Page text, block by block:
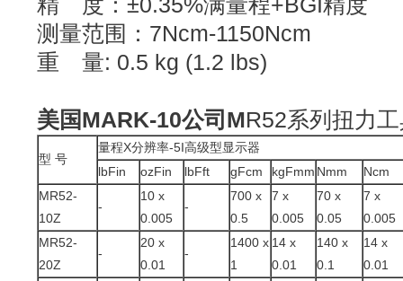
精 度：±0.35%满量程+BGI精度
测量范围：7Ncm-1150Ncm
重 量: 0.5 kg (1.2 lbs)
美国MARK-10公司MR52系列扭力
型 号
量程X分辨率-5I高级型显示器
lbFin
ozFin lbFft gFcm kgFmm Nmm
Ncm
MR52-
10Z
-
10 x
0.005
-
700 x
0.5
7 x
0.005
70 x
0.05
7 x
0.005
MR52-
20Z
-
20 x
0.01
-
1400 x
1
14 x
0.01
140 x
0.1
14 x
0.01